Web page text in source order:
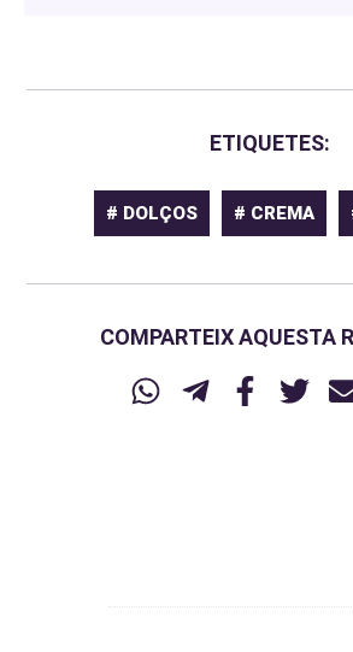
ETIQUETES:
# DOLÇOS # CREMA
COMPARTEIX AQUESTA